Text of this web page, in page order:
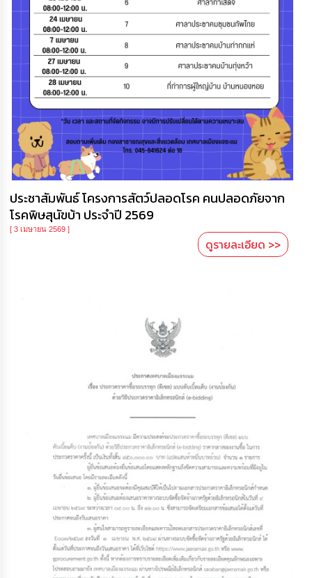
ประชาสัมพันธ์ โครงการสัตว์ปลอดโรค คนปลอดภัยจาก
โรคพิษสุนัขบ้า ประจำปี 2569
[ 3 เมษายน 2569 ]
ดูรายละเอียด >>